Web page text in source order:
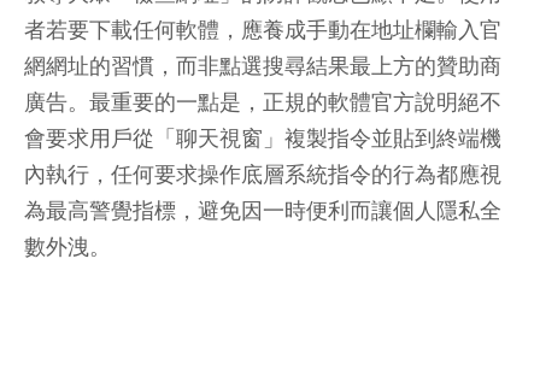
者若要下載任何軟體，應養成手動在地址欄輸入官
網網址的習慣，而非點選搜尋結果最上方的贊助商
廣告。最重要的一點是，正規的軟體官方說明絕不
會要求用戶從「聊天視窗」複製指令並貼到終端機
內執行，任何要求操作底層系統指令的行為都應視
為最高警覺指標，避免因一時便利而讓個人隱私全
數外洩。